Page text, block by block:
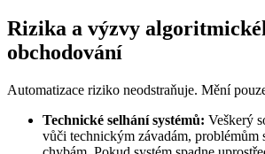
Rizika a výzvy
obchodování
Automatizace riziko neodstraňuje. Mění
Technické selhání systémů: Veškerý
vůči technickým závadám, problémům